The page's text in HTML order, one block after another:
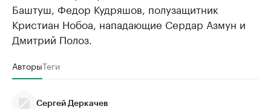
Баштуш, Федор Кудряшов, полузащитник
Кристиан Нобоа, нападающие Сердар Азмун и
Дмитрий Полоз.
АвторыТеги
Сергей Деркачев